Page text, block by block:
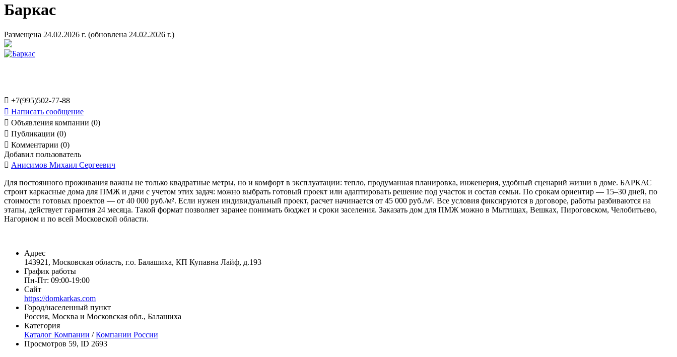
Баркас
Размещена 24.02.2026 г. (обновлена 24.02.2026 г.)
 +7(995)502-77-88
 Написать сообщение
 Объявления компании (0)
 Публикации (0)
 Комментарии (0)
Добавил пользователь
 Анисимов Михаил Сергеевич
Для постоянного проживания важны не только квадратные метры, но и комфорт в эксплуатации: тепло, продуманная планировка, инженерия, удобный сценарий жизни в доме. БАРКАС
строит каркасные дома для ПМЖ и дачи с учетом этих задач: можно выбрать готовый проект или адаптировать решение под участок и состав семьи. По срокам ориентир — 15–30 дней, по
стоимости готовых проектов — от 40 000 руб./м². Если нужен индивидуальный проект, расчет начинается от 45 000 руб./м². Все условия фиксируются в договоре, работы разбиваются на
этапы, действует гарантия 24 месяца. Такой формат позволяет заранее понимать бюджет и сроки заселения. Заказать дом для ПМЖ можно в Мытищах, Вешках, Пироговском, Челобитьево,
Нагорном и по всей Московской области.
Адрес
​143921, Московская область, г.о. Балашиха, КП Купавна Лайф, д.193
График работы
Пн-Пт: 09:00-19:00
Сайт
https://domkarkas.com
Город/населенный пункт
Россия, Москва и Московская обл., Балашиха
Категория
Каталог Компании /Компании России
Просмотров 59, ID 2693